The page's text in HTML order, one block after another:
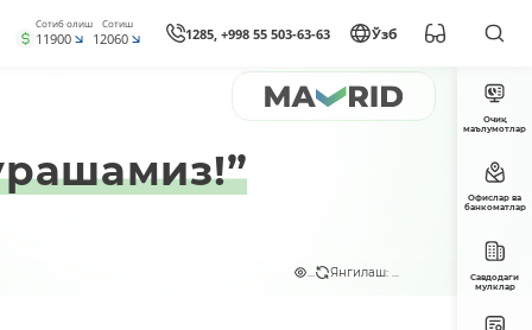
Сотиб олиш
11900
Сотиш
12060 1285, +998 55 503-63-63 Ўзб
Янгилаш: ...
Очиқ
маълумотлар
Офислар ва
банкоматлар
Савдодаги
мулклар